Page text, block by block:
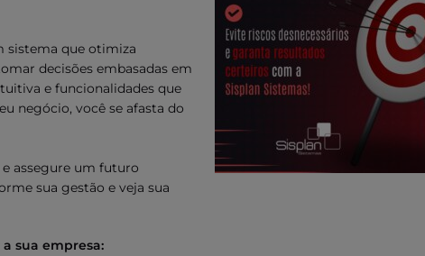
sistema que otimiza
decisões embasadas em
e funcionalidades que
negócio, você se afasta do
assegure um futuro
sua gestão e veja sua
sua empresa: